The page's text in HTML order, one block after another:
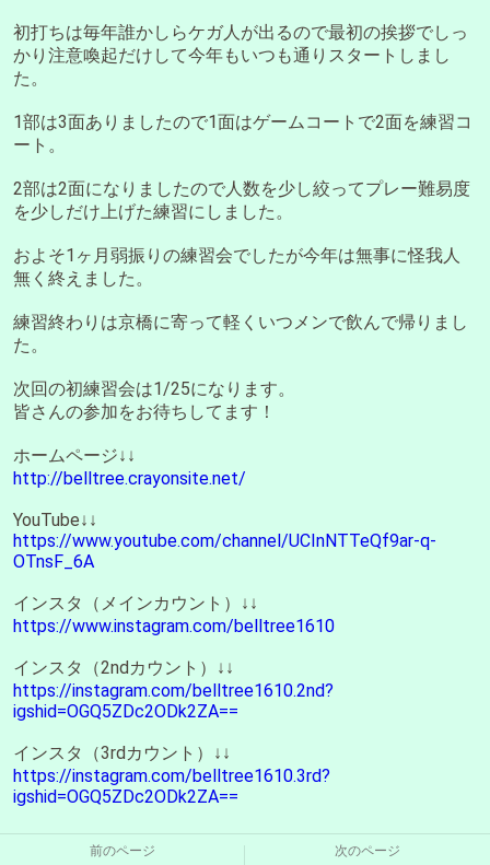
初打ちは毎年誰かしらケガ人が出るので最初の挨拶でしっ
かり注意喚起だけして今年もいつも通りスタートしまし
た。
1部は3面ありましたので1面はゲームコートで2面を練習コ
ート。
2部は2面になりましたので人数を少し絞ってプレー難易度
を少しだけ上げた練習にしました。
およそ1ヶ月弱振りの練習会でしたが今年は無事に怪我人
無く終えました。
練習終わりは京橋に寄って軽くいつメンで飲んで帰りまし
た。
次回の初練習会は1/25になります。
皆さんの参加をお待ちしてます！
ホームページ↓↓
http://belltree.crayonsite.net/
YouTube↓↓
https://www.youtube.com/channel/UCInNTTeQf9ar-q-
OTnsF_6A
インスタ（メインカウント）↓↓
https://www.instagram.com/belltree1610
インスタ（2ndカウント）↓↓
https://instagram.com/belltree1610.2nd?
igshid=OGQ5ZDc2ODk2ZA==
インスタ（3rdカウント）↓↓
https://instagram.com/belltree1610.3rd?
igshid=OGQ5ZDc2ODk2ZA==
前のページ 次のページ